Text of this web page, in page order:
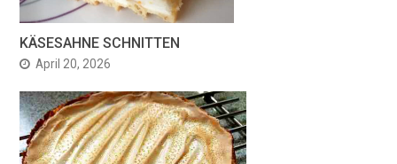
KÄSESAHNE SCHNITTEN
April 20, 2026